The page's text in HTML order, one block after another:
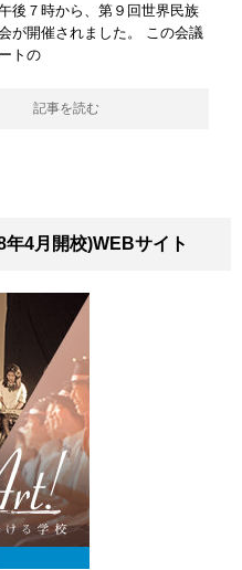
後７時から、第９回世界民族
が開催されました。 この会議
トの
記事を読む
4月開校)WEBサイト